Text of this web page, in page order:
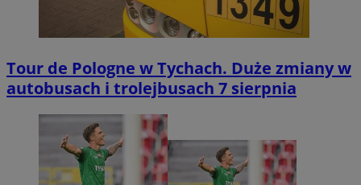
Tour de Pologne w Tychach. Duże zmiany w
autobusach i trolejbusach 7 sierpnia